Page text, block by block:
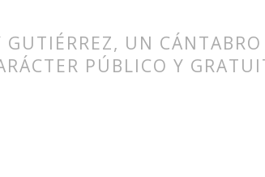
GUTIÉRREZ, UN
PÚBLICO Y